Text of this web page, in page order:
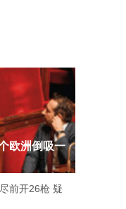
欧洲倒吸一
前开26枪 疑